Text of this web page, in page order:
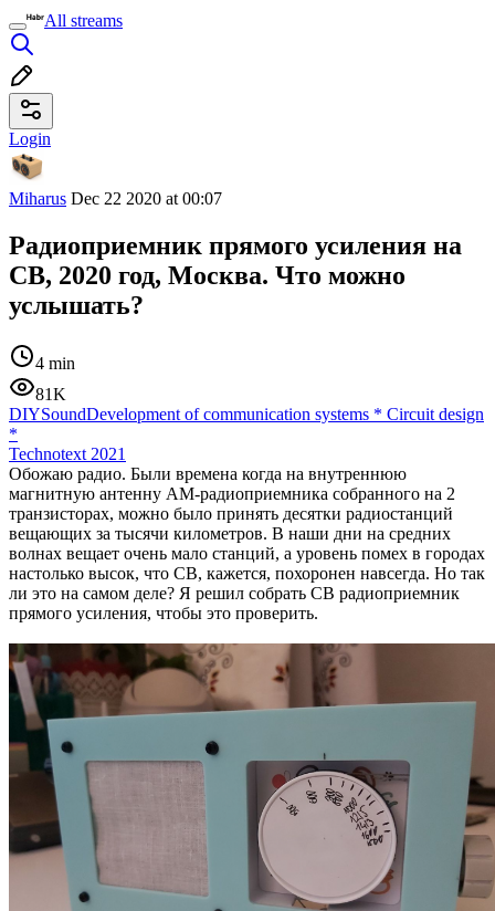
All streams
Login
Miharus Dec 22 2020 at 00:07
Радиоприемник прямого усиления на
СВ, 2020 год, Москва. Что можно
услышать?
4 min
81K
DIYSoundDevelopment of communication systems * Circuit design
*
Technotext 2021
Обожаю радио. Были времена когда на внутреннюю
магнитную антенну АМ-радиоприемника собранного на 2
транзисторах, можно было принять десятки радиостанций
вещающих за тысячи километров. В наши дни на средних
волнах вещает очень мало станций, а уровень помех в городах
настолько высок, что СВ, кажется, похоронен навсегда. Но так
ли это на самом деле? Я решил собрать СВ радиоприемник
прямого усиления, чтобы это проверить.